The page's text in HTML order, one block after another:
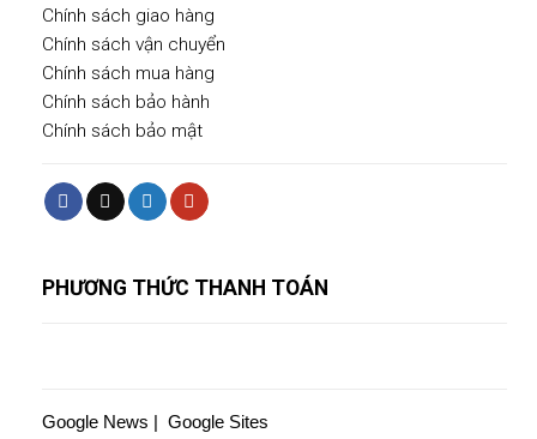
Chính sách giao hàng
Chính sách vận chuyển
Chính sách mua hàng
Chính sách bảo hành
Chính sách bảo mật
PHƯƠNG THỨC THANH TOÁN
Google News | Google Sites